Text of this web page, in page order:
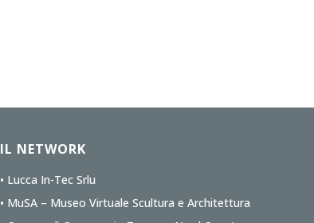
IL NETWORK
• Lucca In-Tec Srlu
• MuSA – Museo Virtuale Scultura e Architettura